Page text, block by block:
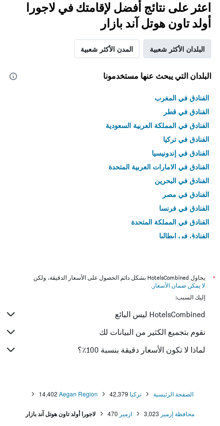
اعثر على نتائج أفضل لإقامتك في لاجورا
أولد تاون هوتل آند بازار
البلدان الأكثر شعبية المدن الأكثر شعبية
البلدان التي يبحث عنها مستخدمونا
الفنادق في المغرب
الفنادق في قطر
الفنادق في المملكة العربية السعودية
الفنادق في تركيا
الفنادق في إندونيسيا
الفنادق في الامارات العربية المتحدة
الفنادق في البحرين
الفنادق في مصر
الفنادق في فرنسا
الفنادق في المملكة المتحدة
الفنادق في إيطاليا
*
يحاول HotelsCombined بشكل دائم الحصول على الأسعار الدقيقة، ولكن
لا يمكن ضمان الأسعار .
إليك السبب:
HotelsCombined ليس البائع
نقوم بتجميع الكثير من البيانات لك
لماذا لا تكون الأسعار دقيقة بنسبة 100٪؟
الصفحة الرئيسية تركيا 42,379
Aegan Region
14,402
محافظة إزمير 3,023 ازمير 470 لاجورا أولد تاون هوتل آند بازار